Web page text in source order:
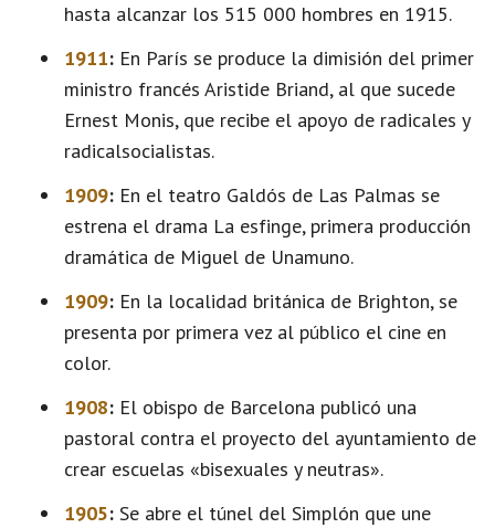
hasta alcanzar los 515 000 hombres en 1915.
1911: En París se produce la dimisión del primer
ministro francés Aristide Briand, al que sucede
Ernest Monis, que recibe el apoyo de radicales y
radicalsocialistas.
1909: En el teatro Galdós de Las Palmas se
estrena el drama La esfinge, primera producción
dramática de Miguel de Unamuno.
1909: En la localidad británica de Brighton, se
presenta por primera vez al público el cine en
color.
1908: El obispo de Barcelona publicó una
pastoral contra el proyecto del ayuntamiento de
crear escuelas «bisexuales y neutras».
1905: Se abre el túnel del Simplón que une